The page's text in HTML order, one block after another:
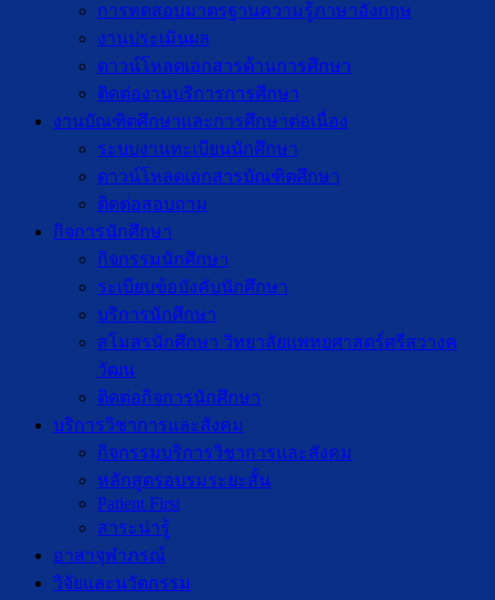
การทดสอบมาตรฐานความรู้ภาษาอังกฤษ
งานประเมินผล
ดาวน์โหลดเอกสารด้านการศึกษา
ติดต่องานบริการการศึกษา
งานบัณฑิตศึกษาเเละการศึกษาต่อเนื่อง
ระบบงานทะเบียนนักศึกษา
ดาวน์โหลดเอกสารบัณฑิตศึกษา
ติดต่อสอบถาม
กิจการนักศึกษา
กิจกรรมนักศึกษา
ระเบียบข้อบังคับนักศึกษา
บริการนักศึกษา
สโมสรนักศึกษา วิทยาลัยแพทยศาสตร์ศรีสวางค
วัฒน
ติดต่อกิจการนักศึกษา
บริการวิชาการและสังคม
กิจกรรมบริการวิชาการและสังคม
หลักสูตรอบรมระยะสั้น
Patient First
สาระน่ารู้
อาสาจุฬาภรณ์
วิจัยและนวัตกรรม